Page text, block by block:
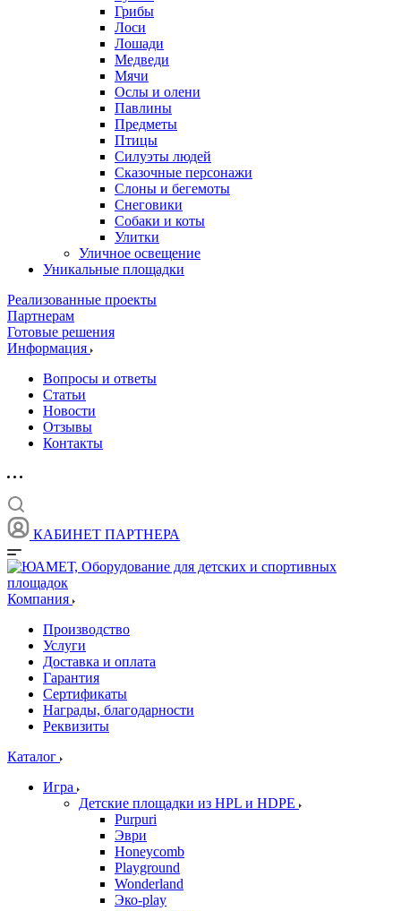
Грибы
Лоси
Лошади
Медведи
Мячи
Ослы и олени
Павлины
Предметы
Птицы
Силуэты людей
Сказочные персонажи
Слоны и бегемоты
Снеговики
Собаки и коты
Улитки
Уличное освещение
Уникальные площадки
Реализованные проекты
Партнерам
Готовые решения
Информация
Вопросы и ответы
Статьи
Новости
Отзывы
Контакты
КАБИНЕТ ПАРТНЕРА
Компания
Производство
Услуги
Доставка и оплата
Гарантия
Сертификаты
Награды, благодарности
Реквизиты
Каталог
Игра
Детские площадки из HPL и HDPE
Purpuri
Эври
Honeycomb
Playground
Wonderland
Эко-play